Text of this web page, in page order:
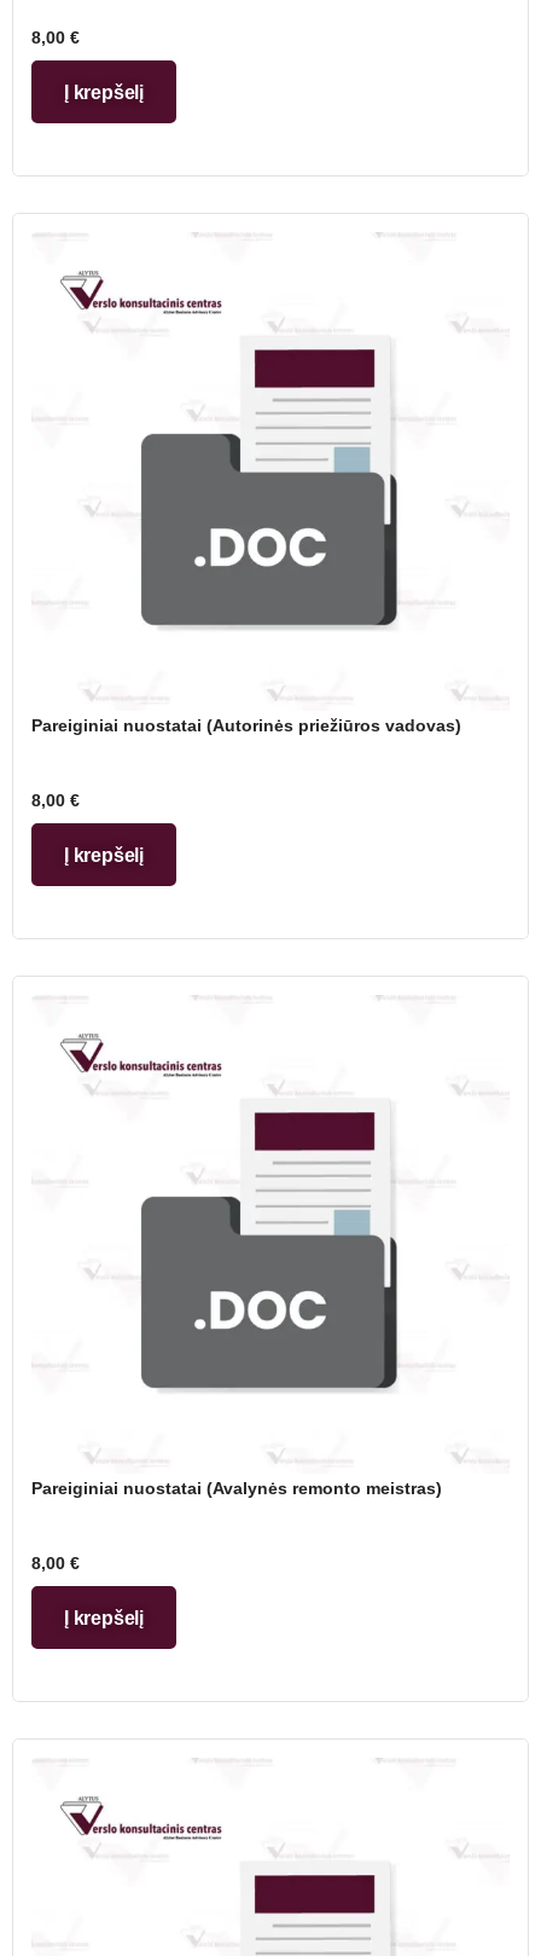
8,00 €
Į krepšelį
Pareiginiai nuostatai (Autorinės priežiūros vadovas)
8,00 €
Į krepšelį
Pareiginiai nuostatai (Avalynės remonto meistras)
8,00 €
Į krepšelį